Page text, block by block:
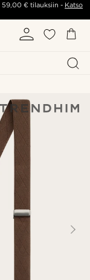
59,00 €tilauksiin - Katso